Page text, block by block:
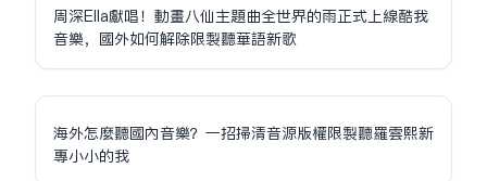
周深Ella獻唱！動畫八仙主題曲全世界的雨正式上線酷我
音樂，國外如何解除限制聽華語新歌
海外怎麼聽國內音樂？一招掃清音源版權限制聽羅雲熙新
專小小的我